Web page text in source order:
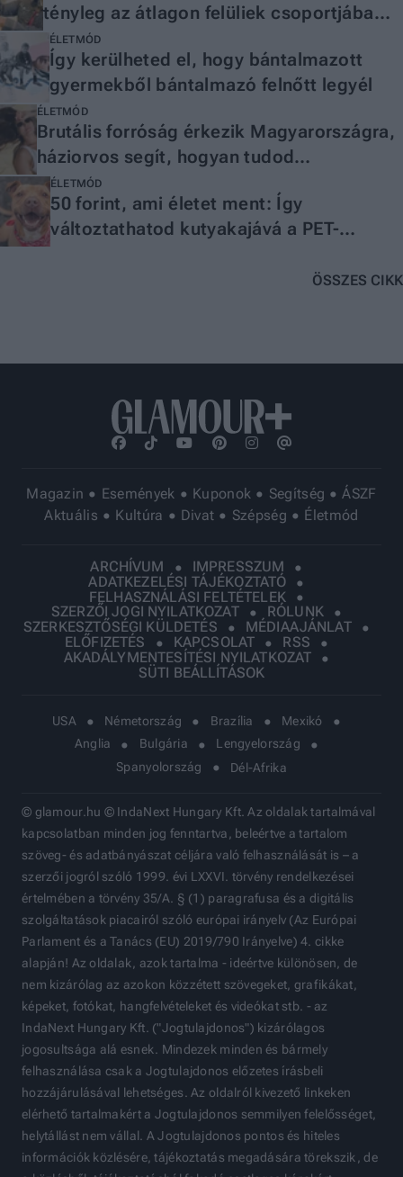
tényleg az átlagon felüliek csoportjába
tartozol
ÉLETMÓD
Így kerülheted el, hogy bántalmazott
gyermekből bántalmazó felnőtt legyél
ÉLETMÓD
Brutális forróság érkezik Magyarországra,
háziorvos segít, hogyan tudod
beazonosítani a hőguta tüneteit
ÉLETMÓD
50 forint, ami életet ment: Így
változtathatod kutyakajává a PET-
ÖSSZES CIKK
Magazin Események Kuponok Segítség
ÁSZF
Aktuális
Kultúra Divat Szépség Életmód
ARCHÍVUM
IMPRESSZUM
ADATKEZELÉSI TÁJÉKOZTATÓ
FELHASZNÁLÁSI FELTÉTELEK
SZERZŐI JOGI NYILATKOZAT
RÓLUNK
SZERKESZTŐSÉGI KÜLDETÉS
MÉDIAAJÁNLAT
ELŐFIZETÉS
KAPCSOLAT
RSS
AKADÁLYMENTESÍTÉSI NYILATKOZAT
SÜTI BEÁLLÍTÁSOK
USA Németország Brazília
Mexikó
Anglia
Bulgária
Lengyelország
Spanyolország
Dél-Afrika
© glamour.hu © IndaNext Hungary Kft. Az oldalak tartalmával
kapcsolatban minden jog fenntartva, beleértve a tartalom
szöveg- és adatbányászat céljára való felhasználását is – a
szerzői jogról szóló 1999. évi LXXVI. törvény rendelkezései
értelmében a törvény 35/A. § (1) paragrafusa és a digitális
szolgáltatások piacairól szóló európai irányelv (Az Európai
Parlament és a Tanács (EU) 2019/790 Irányelve) 4. cikke
alapján! Az oldalak, azok tartalma - ideértve különösen, de
nem kizárólag az azokon közzétett szövegeket, grafikákat,
képeket, fotókat, hangfelvételeket és videókat stb. - az
IndaNext Hungary Kft. ("Jogtulajdonos") kizárólagos
jogosultsága alá esnek. Mindezek minden és bármely
felhasználása csak a Jogtulajdonos előzetes írásbeli
hozzájárulásával lehetséges. Az oldalról kivezető linkeken
elérhető tartalmakért a Jogtulajdonos semmilyen felelősséget,
helytállást nem vállal. A Jogtulajdonos pontos és hiteles
információk közlésére, tájékoztatás megadására törekszik, de